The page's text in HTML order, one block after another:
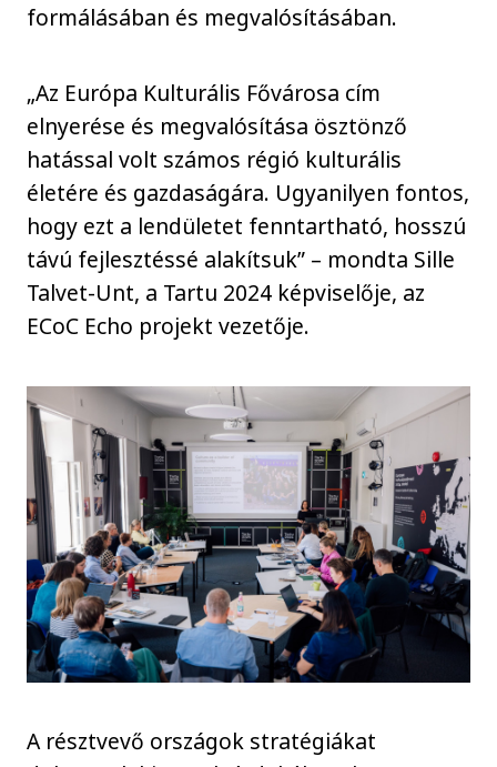
formálásában és megvalósításában.
„Az Európa Kulturális Fővárosa cím
elnyerése és megvalósítása ösztönző
hatással volt számos régió kulturális
életére és gazdaságára. Ugyanilyen fontos,
hogy ezt a lendületet fenntartható, hosszú
távú fejlesztéssé alakítsuk” – mondta Sille
Talvet-Unt, a Tartu 2024 képviselője, az
ECoC Echo projekt vezetője.
A résztvevő országok stratégiákat